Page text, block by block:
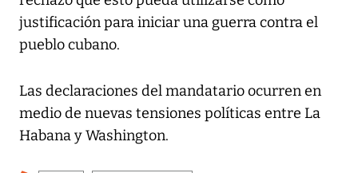
justificación para iniciar una guerra contra el
pueblo cubano.
Las declaraciones del mandatario ocurren en
medio de nuevas tensiones políticas entre La
Habana y Washington.